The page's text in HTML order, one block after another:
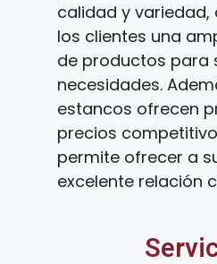
calidad y variedad,
los clientes una
de productos para
necesidades.
estancos ofrecen
precios
permite ofrecer a
excelente relación